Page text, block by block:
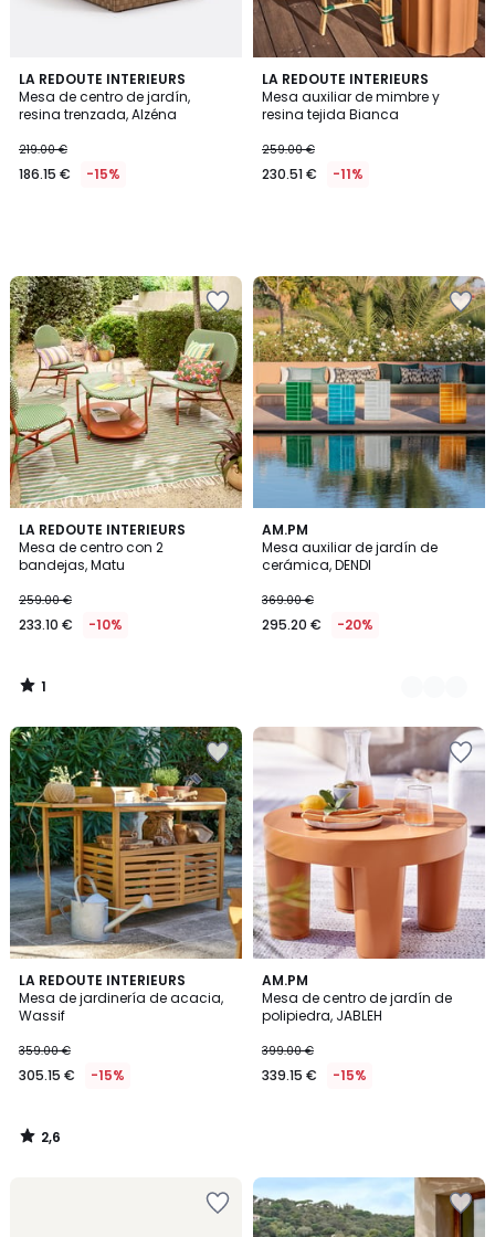
LA REDOUTE INTERIEURS
Mesa de centro de jardín,
resina trenzada, Alzéna
219.00 €
186.15 € -15%
LA REDOUTE INTERIEURS
Mesa auxiliar de mimbre y
resina tejida Bianca
259.00 €
230.51 € -11%
LA REDOUTE INTERIEURS
Mesa de centro con 2
bandejas, Matu
259.00 €
233.10 € -10%
1
/
5
1
/
AM.PM
Mesa auxiliar de jardín de
cerámica, DENDI
369.00 €
295.20 € -20%
3
Colores
LA REDOUTE INTERIEURS
Mesa de jardinería de acacia,
Wassif
359.00 €
305.15 € -15%
2,6
/ 5
2,6
/
AM.PM
Mesa de centro de jardín de
polipiedra, JABLEH
399.00 €
339.15 € -15%